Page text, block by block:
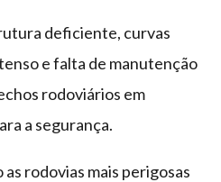
deficiente, curvas
e falta de manutenção
rodoviários em
a segurança.
as rodovias mais perigosas